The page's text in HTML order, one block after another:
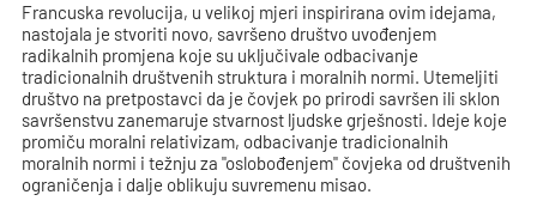
Francuska revolucija, u velikoj mjeri inspirirana ovim idejama,
nastojala je stvoriti novo, savršeno društvo uvođenjem
radikalnih promjena koje su uključivale odbacivanje
tradicionalnih društvenih struktura i moralnih normi. Utemeljiti
društvo na pretpostavci da je čovjek po prirodi savršen ili sklon
savršenstvu zanemaruje stvarnost ljudske grješnosti. Ideje koje
promiču moralni relativizam, odbacivanje tradicionalnih
moralnih normi i težnju za "oslobođenjem" čovjeka od društvenih
ograničenja i dalje oblikuju suvremenu misao.